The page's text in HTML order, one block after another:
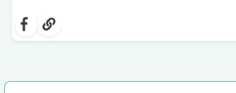
ეფექტური, ბიუჯეტური
სიახლის დაბრუნებას.